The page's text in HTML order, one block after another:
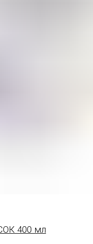
400 мл